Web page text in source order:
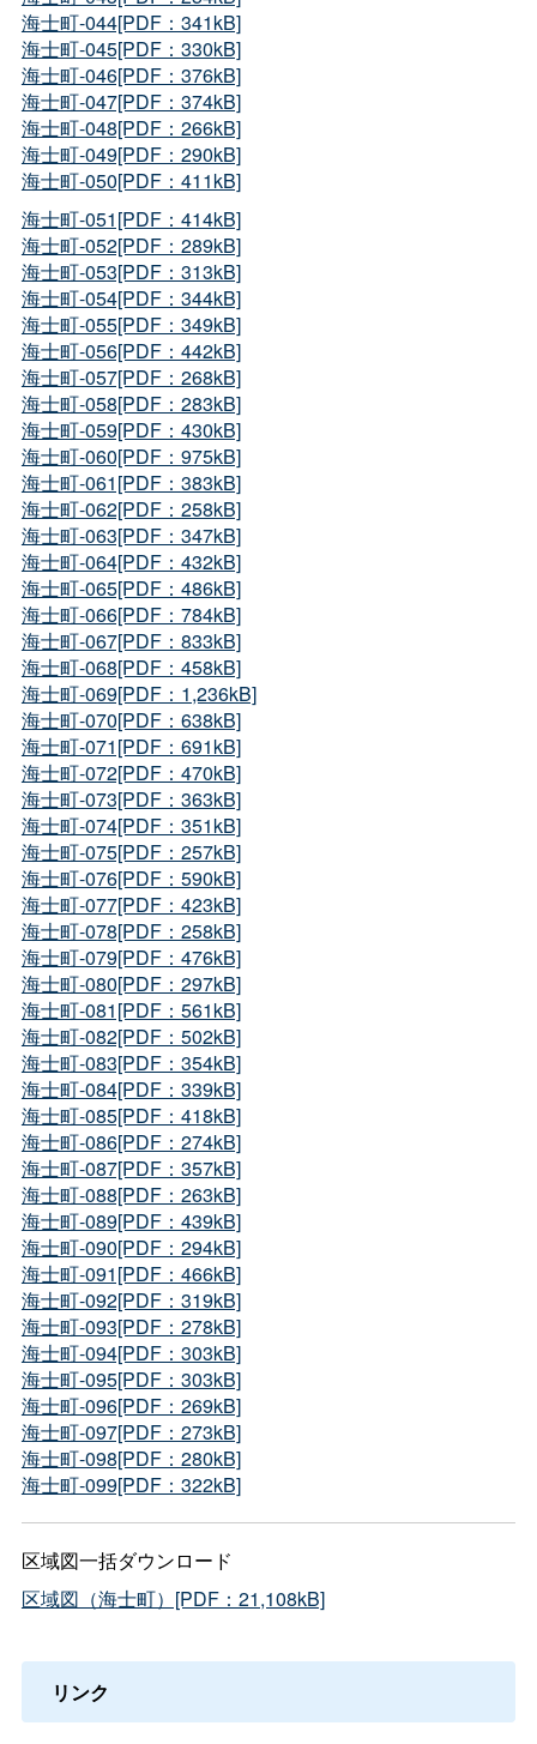
海士町-044[PDF：341kB]
海士町-045[PDF：330kB]
海士町-046[PDF：376kB]
海士町-047[PDF：374kB]
海士町-048[PDF：266kB]
海士町-049[PDF：290kB]
海士町-050[PDF：411kB]
海士町-051[PDF：414kB]
海士町-052[PDF：289kB]
海士町-053[PDF：313kB]
海士町-054[PDF：344kB]
海士町-055[PDF：349kB]
海士町-056[PDF：442kB]
海士町-057[PDF：268kB]
海士町-058[PDF：283kB]
海士町-059[PDF：430kB]
海士町-060[PDF：975kB]
海士町-061[PDF：383kB]
海士町-062[PDF：258kB]
海士町-063[PDF：347kB]
海士町-064[PDF：432kB]
海士町-065[PDF：486kB]
海士町-066[PDF：784kB]
海士町-067[PDF：833kB]
海士町-068[PDF：458kB]
海士町-069[PDF：1,236kB]
海士町-070[PDF：638kB]
海士町-071[PDF：691kB]
海士町-072[PDF：470kB]
海士町-073[PDF：363kB]
海士町-074[PDF：351kB]
海士町-075[PDF：257kB]
海士町-076[PDF：590kB]
海士町-077[PDF：423kB]
海士町-078[PDF：258kB]
海士町-079[PDF：476kB]
海士町-080[PDF：297kB]
海士町-081[PDF：561kB]
海士町-082[PDF：502kB]
海士町-083[PDF：354kB]
海士町-084[PDF：339kB]
海士町-085[PDF：418kB]
海士町-086[PDF：274kB]
海士町-087[PDF：357kB]
海士町-088[PDF：263kB]
海士町-089[PDF：439kB]
海士町-090[PDF：294kB]
海士町-091[PDF：466kB]
海士町-092[PDF：319kB]
海士町-093[PDF：278kB]
海士町-094[PDF：303kB]
海士町-095[PDF：303kB]
海士町-096[PDF：269kB]
海士町-097[PDF：273kB]
海士町-098[PDF：280kB]
海士町-099[PDF：322kB]
区域図一括ダウンロード
区域図（海士町）[PDF：21,108kB]
リンク